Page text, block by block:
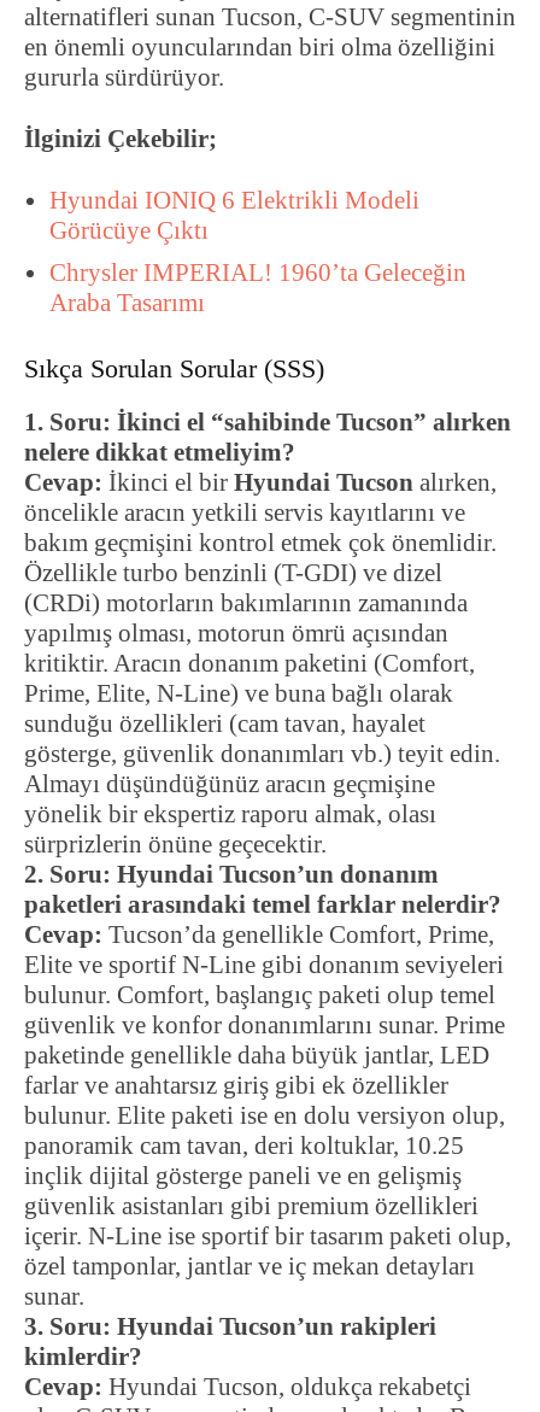
alternatifleri sunan Tucson, C-SUV segmentinin
en önemli oyuncularından biri olma özelliğini
gururla sürdürüyor.
İlginizi Çekebilir;
Hyundai IONIQ 6 Elektrikli Modeli
Görücüye Çıktı
Chrysler IMPERIAL! 1960’ta Geleceğin
Araba Tasarımı
Sıkça Sorulan Sorular (SSS)
1. Soru: İkinci el “sahibinde Tucson” alırken
nelere dikkat etmeliyim?
Cevap: İkinci el bir Hyundai Tucson alırken,
öncelikle aracın yetkili servis kayıtlarını ve
bakım geçmişini kontrol etmek çok önemlidir.
Özellikle turbo benzinli (T-GDI) ve dizel
(CRDi) motorların bakımlarının zamanında
yapılmış olması, motorun ömrü açısından
kritiktir. Aracın donanım paketini (Comfort,
Prime, Elite, N-Line) ve buna bağlı olarak
sunduğu özellikleri (cam tavan, hayalet
gösterge, güvenlik donanımları vb.) teyit edin.
Almayı düşündüğünüz aracın geçmişine
yönelik bir ekspertiz raporu almak, olası
sürprizlerin önüne geçecektir.
2. Soru: Hyundai Tucson’un donanım
paketleri arasındaki temel farklar nelerdir?
Cevap: Tucson’da genellikle Comfort, Prime,
Elite ve sportif N-Line gibi donanım seviyeleri
bulunur. Comfort, başlangıç paketi olup temel
güvenlik ve konfor donanımlarını sunar. Prime
paketinde genellikle daha büyük jantlar, LED
farlar ve anahtarsız giriş gibi ek özellikler
bulunur. Elite paketi ise en dolu versiyon olup,
panoramik cam tavan, deri koltuklar, 10.25
inçlik dijital gösterge paneli ve en gelişmiş
güvenlik asistanları gibi premium özellikleri
içerir. N-Line ise sportif bir tasarım paketi olup,
özel tamponlar, jantlar ve iç mekan detayları
sunar.
3. Soru: Hyundai Tucson’un rakipleri
kimlerdir?
Cevap: Hyundai Tucson, oldukça rekabetçi